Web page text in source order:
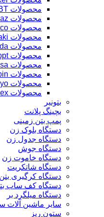
محصولات BT
محصولات Copaz
محصولات Enarco
محصولات Hisaki
محصولات Honda
محصولات Hoppt
محصولات Mikasa
محصولات Robin
محصولات Tayo
محصولات Technoflex
بتونیر
بچینگ پلانت
پمپ بتن زمینی
دستگاه بلوک زن
دستگاه جدول زن
دستگاه جوش
دستگاه خاموت زن
دستگاه شاتکریت
دستگاه کرگیری بتن
دستگاه کف ساب
دستگاه میلگرد بر
سایر ماشین آلات
ستون ریز